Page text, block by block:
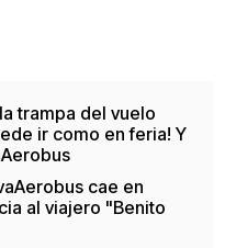
trampa del vuelo
ir como en feria! Y
cae en
al viajero "Benito